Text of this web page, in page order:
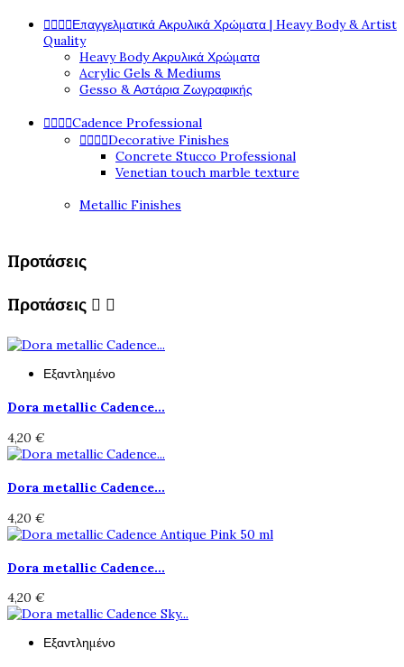
   Επαγγελματικά Ακρυλικά Χρώματα | Heavy Body & Artist
Quality
Heavy Body Ακρυλικά Χρώματα
Acrylic Gels & Mediums
Gesso & Αστάρια Ζωγραφικής
   Cadence Professional
   Decorative Finishes
Concrete Stucco Professional
Venetian touch marble texture
Metallic Finishes
Προτάσεις
Προτάσεις  
Εξαντλημένο
Dora metallic Cadence...
4,20 €
Dora metallic Cadence...
4,20 €
Dora metallic Cadence...
4,20 €
Εξαντλημένο